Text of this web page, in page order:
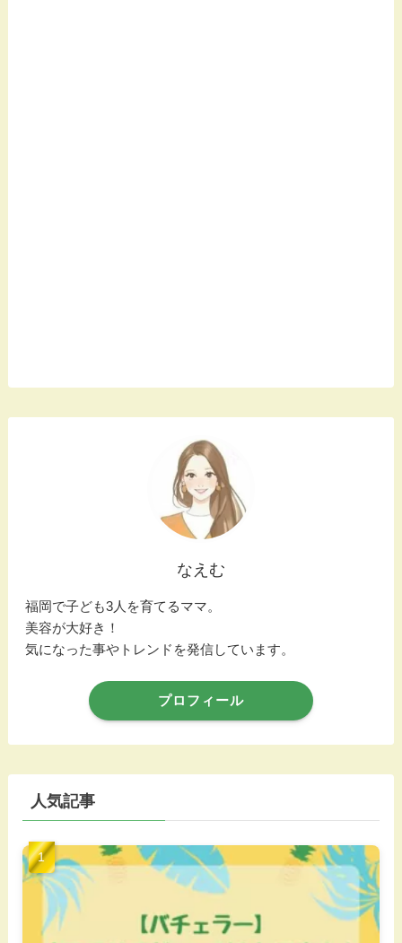
なえむ
福岡で子ども3人を育てるママ。
美容が大好き！
気になった事やトレンドを発信しています。
プロフィール
人気記事